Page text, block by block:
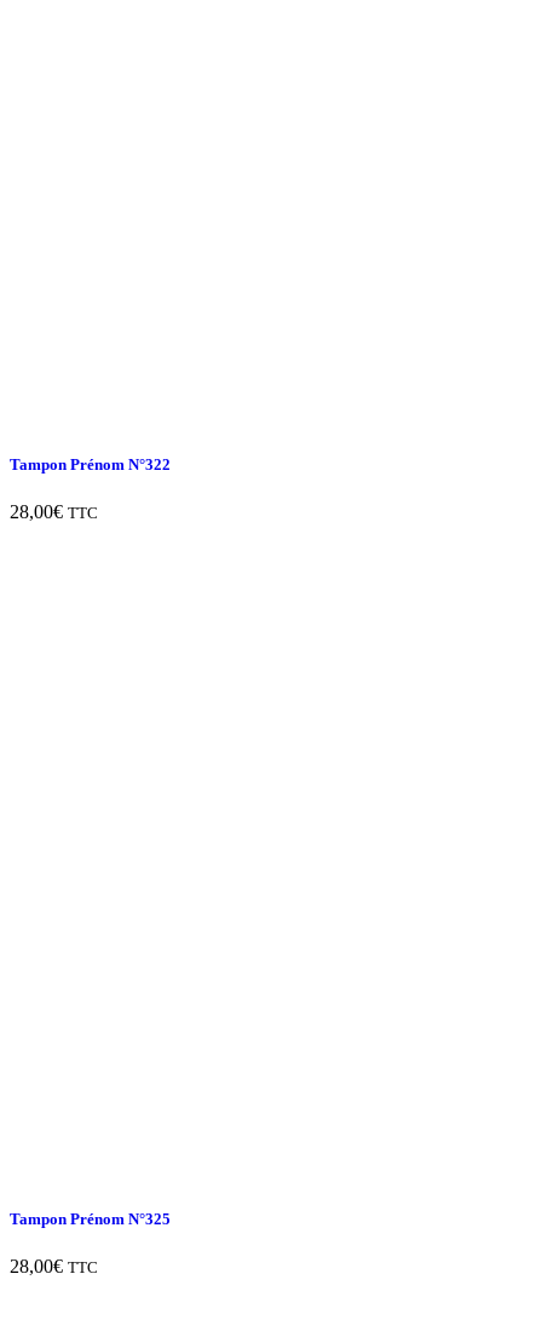
Tampon Prénom N°322
28,00€ TTC
Tampon Prénom N°325
28,00€ TTC